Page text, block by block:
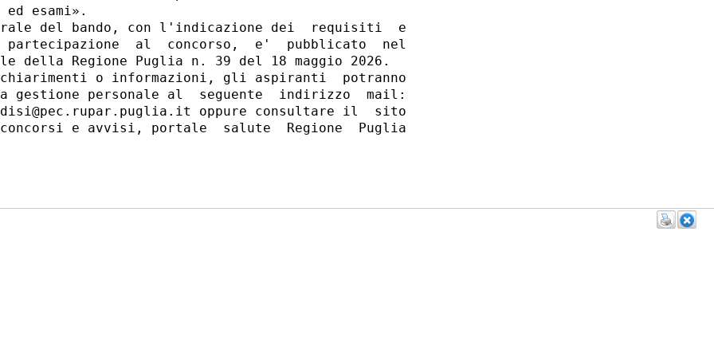
ed esami».
del bando, con l'indicazione dei  requisiti  e
al  concorso,  e'  pubblicato  nel
della Regione Puglia n. 39 del 18 maggio 2026.
o informazioni, gli aspiranti  potranno
personale al  seguente  indirizzo  mail:
oppure consultare il  sito
e avvisi, portale  salute  Regione  Puglia